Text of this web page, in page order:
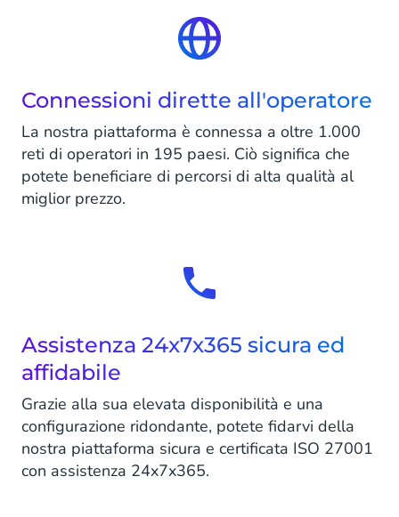
Connessioni dirette all'operatore
La nostra piattaforma è connessa a oltre 1.000
reti di operatori in 195 paesi. Ciò significa che
potete beneficiare di percorsi di alta qualità al
miglior prezzo.
Assistenza 24x7x365 sicura ed
affidabile
Grazie alla sua elevata disponibilità e una
configurazione ridondante, potete fidarvi della
nostra piattaforma sicura e certificata ISO 27001
con assistenza 24x7x365.